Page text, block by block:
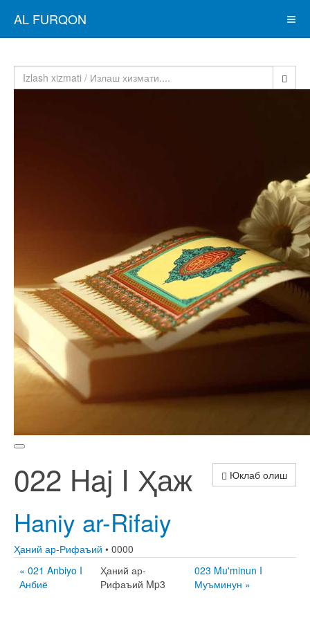
AL FURQON
Юклаб олиш
022 Haj I Ҳаж
Haniy ar-Rifaiy
Ҳаний ар-Рифаъий • 0000
« 021 Anbiyo I
Анбиё
Ҳаний ар-
Рифаъий Mp3
023 Mu'minun I
Муъминун »